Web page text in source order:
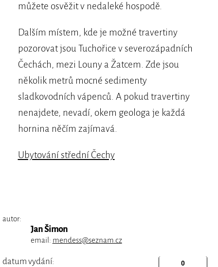
můžete osvěžit v nedaleké hospodě.
Dalším místem, kde je možné travertiny
pozorovat jsou Tuchořice v severozápadních
Čechách, mezi Louny a Žatcem. Zde jsou
několik metrů mocné sedimenty
sladkovodních vápenců. A pokud travertiny
nenajdete, nevadí, okem geologa je každá
hornina něčím zajímavá.
Ubytování střední Čechy
autor:
Jan Šimon
email: mendess@seznam.cz
datum vydání: